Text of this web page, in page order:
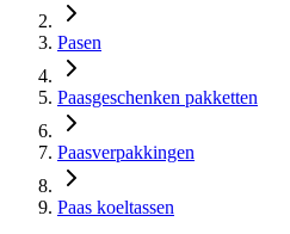
Pasen
Paasgeschenken pakketten
Paasverpakkingen
Paas koeltassen